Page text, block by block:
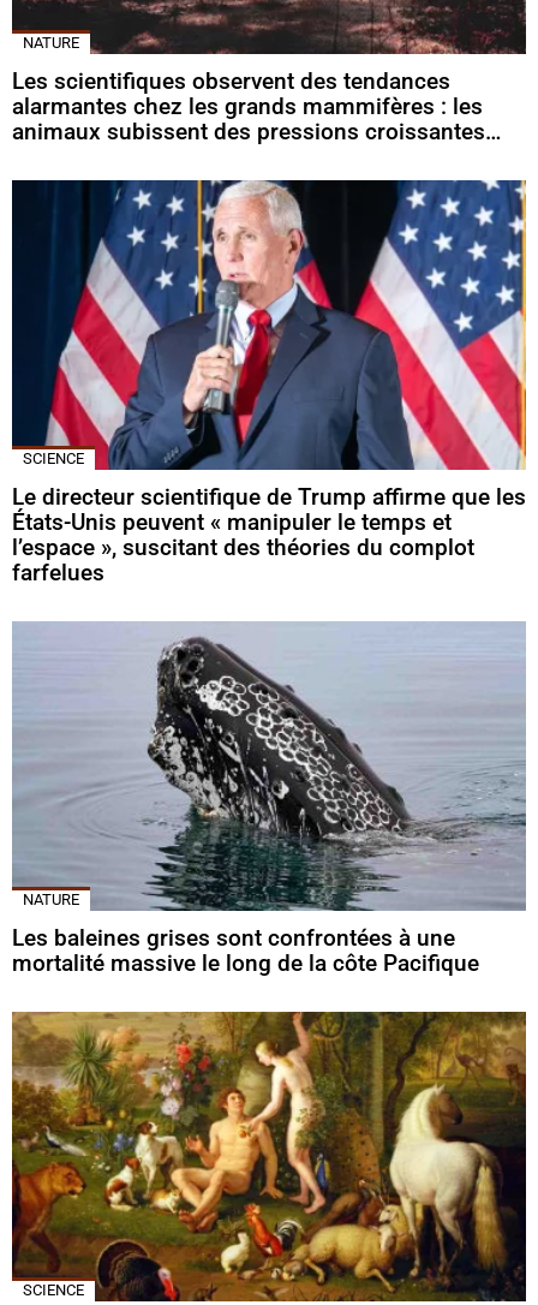
NATURE
Les scientifiques observent des tendances
alarmantes chez les grands mammifères : les
animaux subissent des pressions croissantes…
SCIENCE
Le directeur scientifique de Trump affirme que les
États-Unis peuvent « manipuler le temps et
l’espace », suscitant des théories du complot
farfelues
NATURE
Les baleines grises sont confrontées à une
mortalité massive le long de la côte Pacifique
SCIENCE